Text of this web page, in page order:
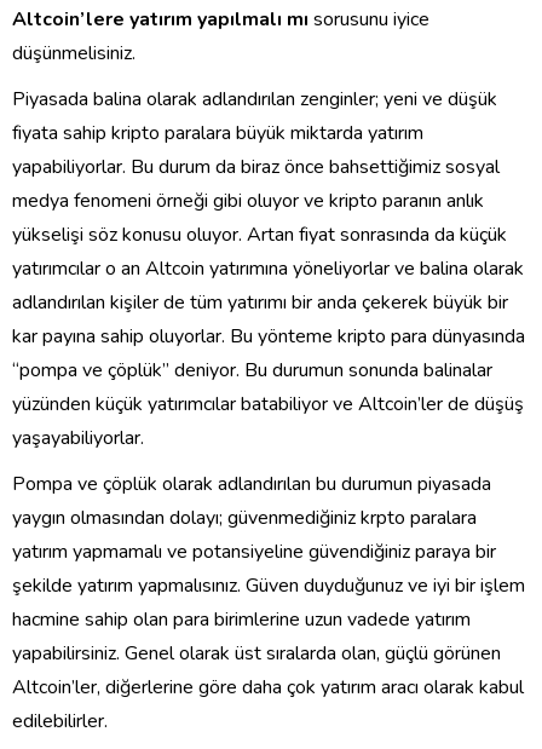
Altcoin’lere yatırım yapılmalı mı sorusunu iyice
düşünmelisiniz.
Piyasada balina olarak adlandırılan zenginler; yeni ve düşük
fiyata sahip kripto paralara büyük miktarda yatırım
yapabiliyorlar. Bu durum da biraz önce bahsettiğimiz sosyal
medya fenomeni örneği gibi oluyor ve kripto paranın anlık
yükselişi söz konusu oluyor. Artan fiyat sonrasında da küçük
yatırımcılar o an Altcoin yatırımına yöneliyorlar ve balina olarak
adlandırılan kişiler de tüm yatırımı bir anda çekerek büyük bir
kar payına sahip oluyorlar. Bu yönteme kripto para dünyasında
“pompa ve çöplük” deniyor. Bu durumun sonunda balinalar
yüzünden küçük yatırımcılar batabiliyor ve Altcoin’ler de düşüş
yaşayabiliyorlar.
Pompa ve çöplük olarak adlandırılan bu durumun piyasada
yaygın olmasından dolayı; güvenmediğiniz krpto paralara
yatırım yapmamalı ve potansiyeline güvendiğiniz paraya bir
şekilde yatırım yapmalısınız. Güven duyduğunuz ve iyi bir işlem
hacmine sahip olan para birimlerine uzun vadede yatırım
yapabilirsiniz. Genel olarak üst sıralarda olan, güçlü görünen
Altcoin’ler, diğerlerine göre daha çok yatırım aracı olarak kabul
edilebilirler.